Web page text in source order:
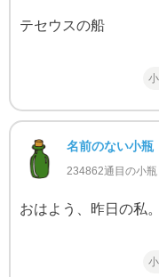
テセウスの船
名前のない小瓶
234862通目の小瓶
おはよう、昨日の私